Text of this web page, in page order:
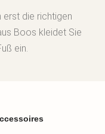
die richtigen
Boos kleidet Sie
ein.